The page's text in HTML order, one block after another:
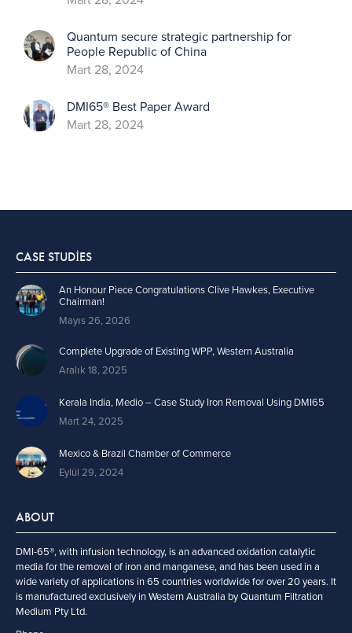
Quantum secure strategic partnership for
People Republic of China
Mart 28, 2024
DMI65® Best Paper Award
Mart 28, 2024
CASE STUDIES
An Honour Piece Congratulations Clive Hawkes, Executive
Chairman!
Mayıs 26, 2026
Complete Upgrade of Existing WPP, Western Australia
Aralık 18, 2025
Kerala India, Medio – Case Study Iron Removal Using DMI65
Mart 24, 2025
Mexico & Brazil Chamber of Commerce
Eylül 29, 2024
ABOUT
DMI-65®, with infusion technology, is an advanced oxidation catalytic
media for the removal of iron and manganese, and has been used in a
wide variety of applications in 65 countries worldwide for over 20 years. It
is manufactured exclusively in Western Australia by Quantum Filtration
Medium Pty Ltd.